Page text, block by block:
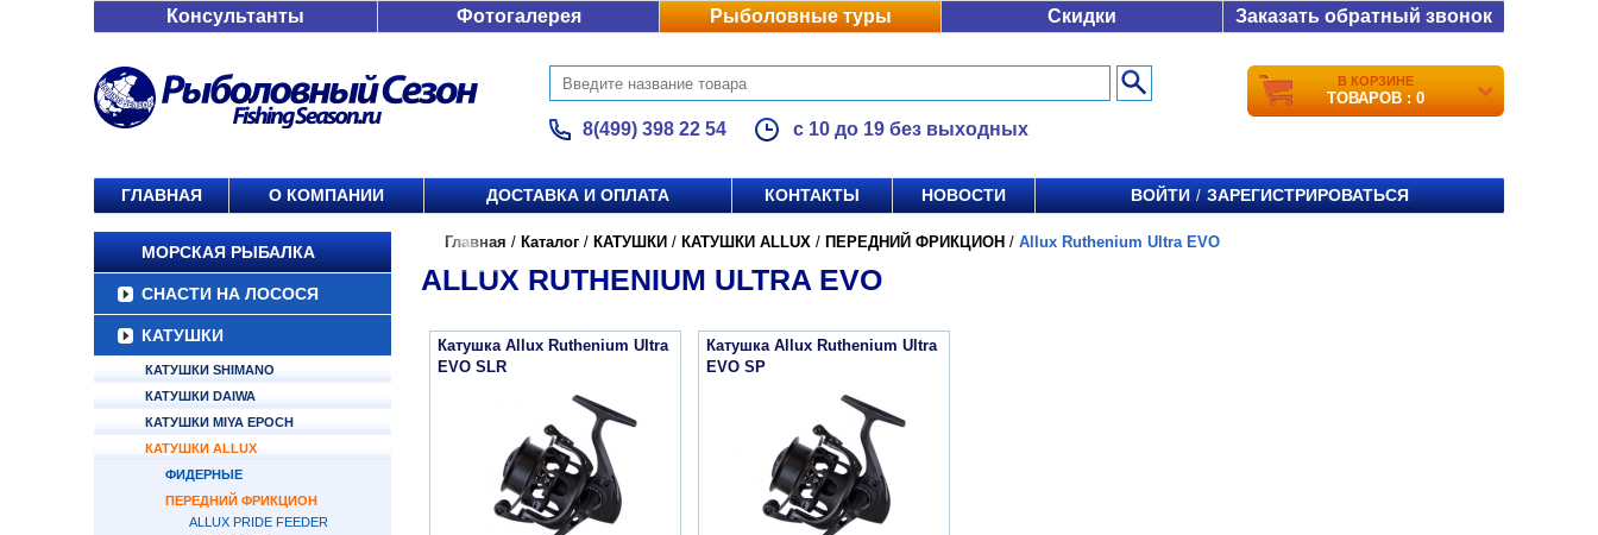
Консультанты Фотогалерея Рыболовные туры Скидки Заказать обратный звонок
8(499) 398 22 54 с 10 до 19 без выходных
В КОРЗИНЕ
ТОВАРОВ : 0
ГЛАВНАЯ О КОМПАНИИ ДОСТАВКА И ОПЛАТА КОНТАКТЫ НОВОСТИ ВОЙТИ / ЗАРЕГИСТРИРОВАТЬСЯ
МОРСКАЯ РЫБАЛКА
СНАСТИ НА ЛОСОСЯ
КАТУШКИ
КАТУШКИ SHIMANO
КАТУШКИ DAIWA
КАТУШКИ MIYA EPOCH
КАТУШКИ ALLUX
ФИДЕРНЫЕ
ПЕРЕДНИЙ ФРИКЦИОН
ALLUX PRIDE FEEDER
Главная / Каталог / КАТУШКИ / КАТУШКИ ALLUX / ПЕРЕДНИЙ ФРИКЦИОН / Allux Ruthenium Ultra EVO
ALLUX RUTHENIUM ULTRA EVO
Катушка Allux Ruthenium Ultra
EVO SLR
Катушка Allux Ruthenium Ultra
EVO SP